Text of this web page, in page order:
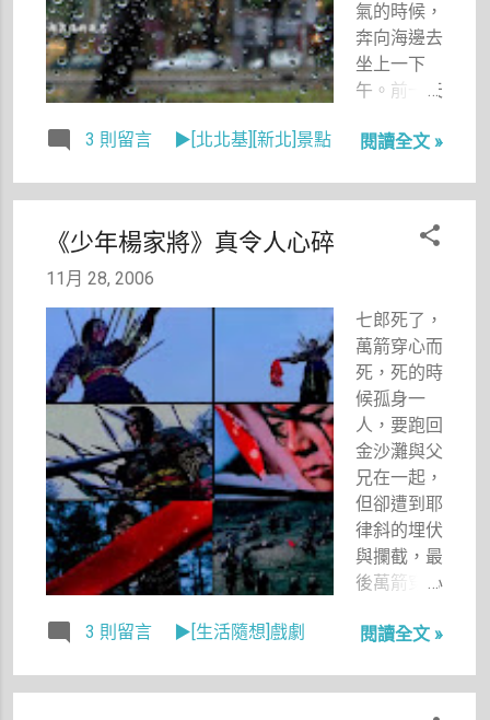
氣的時候，
奔向海邊去
坐上一下
午。前一天
天想去海
不停湧上
來，於是，
我猶豫了一
還在線上的
小葉。
3 則留言 ▶[北北基][新北]景點 閱讀全文 »
《少年楊家將》真令人心碎
11月 28, 2006
七郎死了，
萬箭穿心而
死，死的時
候孤身一
人，要跑回
金沙灘與父
兄在一起，
但卻遭到耶
律斜的埋伏
與攔截，最
後萬箭穿心
前，聽到父
在李陵碑前
的惡耗。他
3 則留言 ▶[生活隨想]戲劇 閱讀全文 »